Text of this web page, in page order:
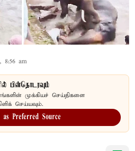
8:56 am
பின்தொடரவும்
முக்கியச் செய்திகளை
செய்யவும்.
as Preferred Source